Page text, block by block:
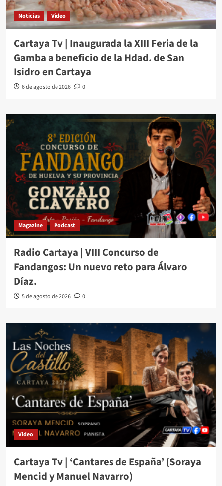
Noticias Video
Cartaya Tv | Inaugurada la XIII Feria de la
Gamba a beneficio de la Hdad. de San
Isidro en Cartaya
6 de agosto de 2026 0
Magazine Podcast
Radio Cartaya | VIII Concurso de
Fandangos: Un nuevo reto para Álvaro
Díaz.
5 de agosto de 2026 0
Video
Cartaya Tv | ‘Cantares de España’ (Soraya
Mencid y Manuel Navarro)